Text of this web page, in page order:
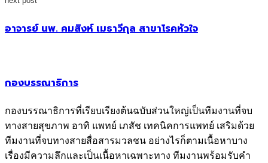
อาจารย์ นพ. คมสิงห์ เมธาวีกุล สาขาโรคหัวใจ
กองบรรณาธิการ
กองบรรณาธิการที่เรียบเรียงต้นฉบับส่วนใหญ่เป็นทีมงานที่จบ
ทางสายสุขภาพ อาทิ แพทย์ เภสัช เทคนิคการแพทย์ เสริมด้วย
ทีมงานที่จบทางสายสื่อสารมวลชน อย่างไรก็ตามเนื้อหาบาง
เรื่องมีความลึกและเป็นเนื้อหาเฉพาะทาง ทีมงานพร้อมรับคำ